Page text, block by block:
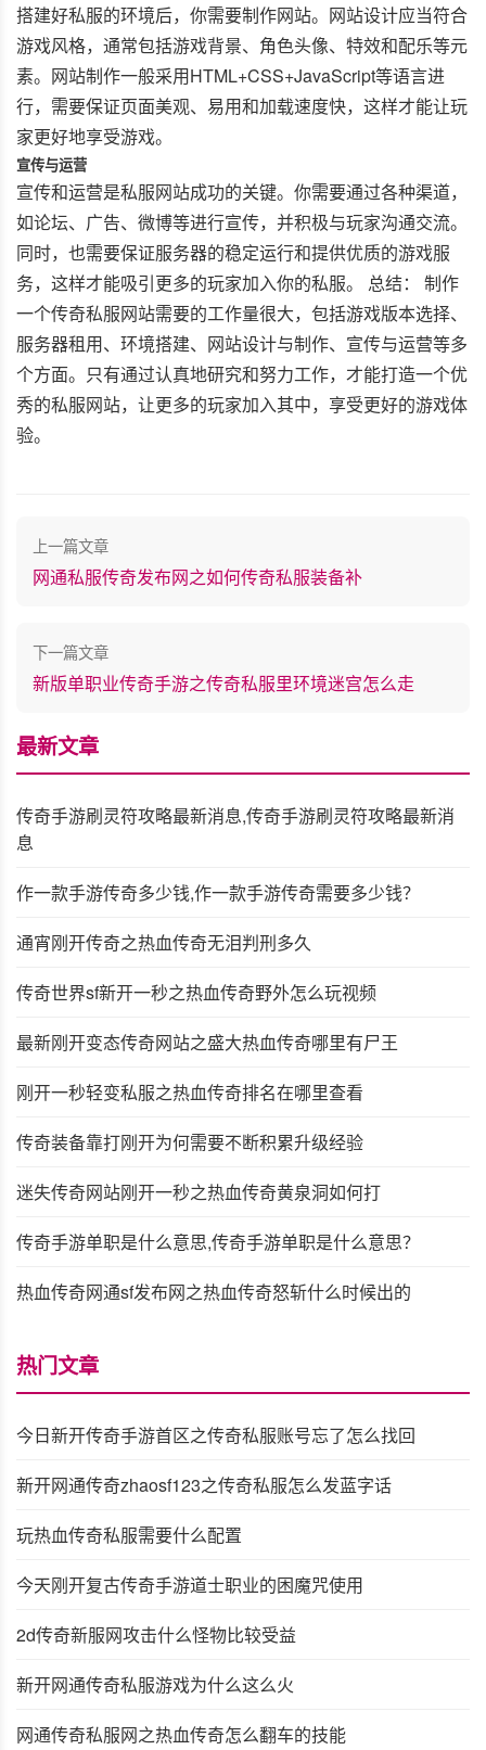
搭建好私服的环境后，你需要制作网站。网站设计应当符合
游戏风格，通常包括游戏背景、角色头像、特效和配乐等元
素。网站制作一般采用HTML+CSS+JavaScript等语言进
行，需要保证页面美观、易用和加载速度快，这样才能让玩
家更好地享受游戏。
宣传与运营
宣传和运营是私服网站成功的关键。你需要通过各种渠道，
如论坛、广告、微博等进行宣传，并积极与玩家沟通交流。
同时，也需要保证服务器的稳定运行和提供优质的游戏服
务，这样才能吸引更多的玩家加入你的私服。 总结： 制作
一个传奇私服网站需要的工作量很大，包括游戏版本选择、
服务器租用、环境搭建、网站设计与制作、宣传与运营等多
个方面。只有通过认真地研究和努力工作，才能打造一个优
秀的私服网站，让更多的玩家加入其中，享受更好的游戏体
验。
上一篇文章
网通私服传奇发布网之如何传奇私服装备补
下一篇文章
新版单职业传奇手游之传奇私服里环境迷宫怎么走
最新文章
传奇手游刷灵符攻略最新消息,传奇手游刷灵符攻略最新消
息
作一款手游传奇多少钱,作一款手游传奇需要多少钱？
通宵刚开传奇之热血传奇无泪判刑多久
传奇世界sf新开一秒之热血传奇野外怎么玩视频
最新刚开变态传奇网站之盛大热血传奇哪里有尸王
刚开一秒轻变私服之热血传奇排名在哪里查看
传奇装备靠打刚开为何需要不断积累升级经验
迷失传奇网站刚开一秒之热血传奇黄泉洞如何打
传奇手游单职是什么意思,传奇手游单职是什么意思？
热血传奇网通sf发布网之热血传奇怒斩什么时候出的
热门文章
今日新开传奇手游首区之传奇私服账号忘了怎么找回
新开网通传奇zhaosf123之传奇私服怎么发蓝字话
玩热血传奇私服需要什么配置
今天刚开复古传奇手游道士职业的困魔咒使用
2d传奇新服网攻击什么怪物比较受益
新开网通传奇私服游戏为什么这么火
网通传奇私服网之热血传奇怎么翻车的技能